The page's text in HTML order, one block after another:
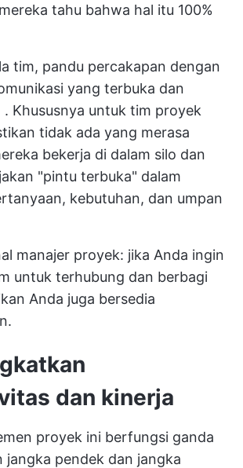
tahu bahwa hal itu 100%
tim, pandu percakapan dengan
yang terbuka dan
. Khususnya untuk tim proyek
tidak ada yang merasa
bekerja di dalam silo dan
"pintu terbuka" dalam
kebutuhan, dan umpan
manajer proyek: jika Anda ingin
untuk terhubung dan berbagi
Anda juga bersedia
dan kinerja
proyek ini berfungsi ganda
jangka pendek dan jangka